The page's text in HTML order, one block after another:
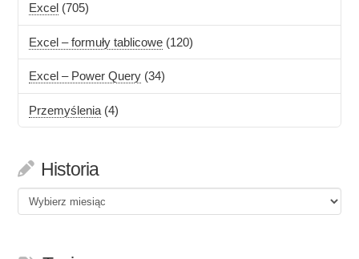
Excel (705)
Excel – formuły tablicowe (120)
Excel – Power Query (34)
Przemyślenia (4)
Historia
Historia